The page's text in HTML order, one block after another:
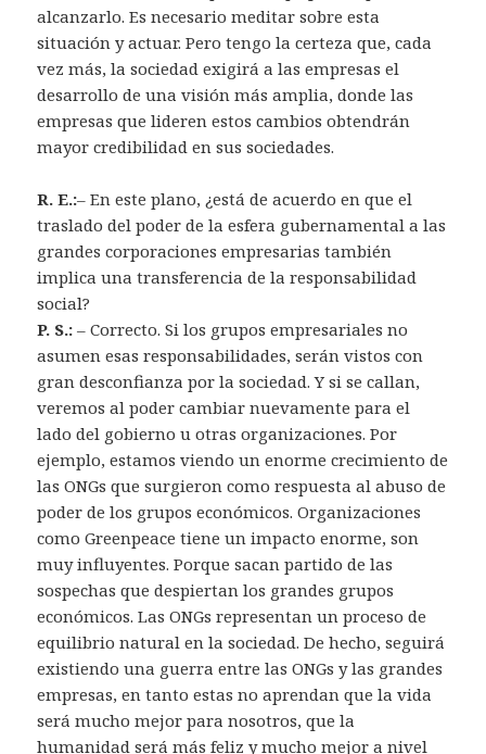
alcanzarlo. Es necesario meditar sobre esta
situación y actuar. Pero tengo la certeza que, cada
vez más, la sociedad exigirá a las empresas el
desarrollo de una visión más amplia, donde las
empresas que lideren estos cambios obtendrán
mayor credibilidad en sus sociedades.
R. E.:– En este plano, ¿está de acuerdo en que el
traslado del poder de la esfera gubernamental a las
grandes corporaciones empresarias también
implica una transferencia de la responsabilidad
social?
P. S.: – Correcto. Si los grupos empresariales no
asumen esas responsabilidades, serán vistos con
gran desconfianza por la sociedad. Y si se callan,
veremos al poder cambiar nuevamente para el
lado del gobierno u otras organizaciones. Por
ejemplo, estamos viendo un enorme crecimiento de
las ONGs que surgieron como respuesta al abuso de
poder de los grupos económicos. Organizaciones
como Greenpeace tiene un impacto enorme, son
muy influyentes. Porque sacan partido de las
sospechas que despiertan los grandes grupos
económicos. Las ONGs representan un proceso de
equilibrio natural en la sociedad. De hecho, seguirá
existiendo una guerra entre las ONGs y las grandes
empresas, en tanto estas no aprendan que la vida
será mucho mejor para nosotros, que la
humanidad será más feliz y mucho mejor a nivel